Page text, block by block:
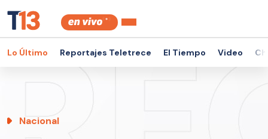
Lo Último Reportajes Teletrece El Tiempo Video
Nacional